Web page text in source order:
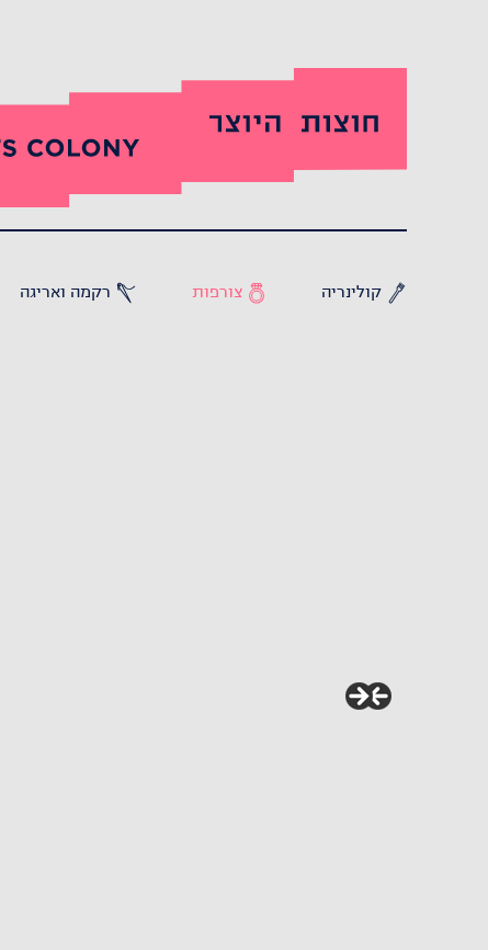
קולינריה צורפות רקמה ואריגה